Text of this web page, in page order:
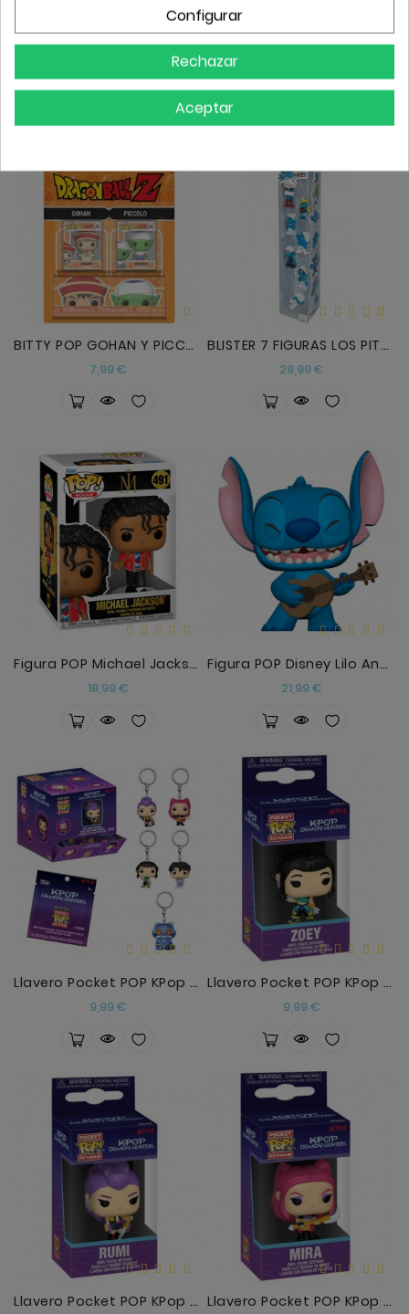
BITTTY POP MILES MORALES Y GHOST-SPIDER
7,99 €Precio 7,99 €Precio
BITTY POP GOHAN Y PICCOLO
7,99 €Precio
BLISTER 7 FIGURAS LOS PITUFOS 5CM
29,99 €Precio
Figura POP Michael Jackson
18,99 €Precio
Figura POP Disney Lilo And Stitch - Stitch With Uk
21,99 €Precio
Llavero Pocket POP KPop Demon Hunters Surtido
9,99 €Precio
Llavero Pocket POP KPop Demon Hunters Zoey
9,99 €Precio
Llavero Pocket POP KPop Demon Hunters Rumi Llavero Pocket POP KPop Demon Hunters Mira
Configurar
Rechazar
Aceptar